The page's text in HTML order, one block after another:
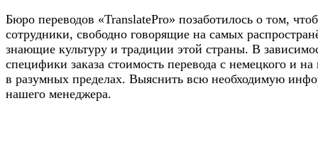
Бюро переводов «TranslatePro» позаботилось о том,
сотрудники, свободно говорящие на самых
знающие культуру и традиции этой страны. В
специфики заказа стоимость перевода с немецкого и
в разумных пределах. Выяснить всю необходимую
нашего менеджера.